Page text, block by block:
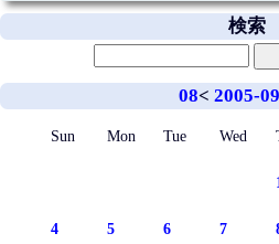
検索
08< 2005-09
Sun Mon Tue Wed
4 5 6 7